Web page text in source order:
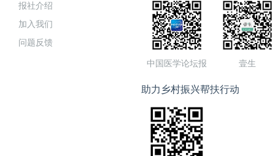
报社介绍
加入我们
问题反馈
中国医学论坛报 壹生
助力乡村振兴帮扶行动